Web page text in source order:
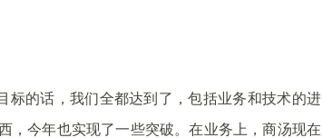
标的话，我们全都达到了，包括业务和技术的进
，今年也实现了一些突破。在业务上，商汤现在